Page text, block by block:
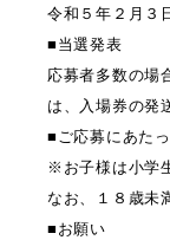
令和５年２月３
■当選発表
応募者多数の場
は、入場券の発
■ご応募にあた
※お子様は小学
なお、１８歳未
■お願い